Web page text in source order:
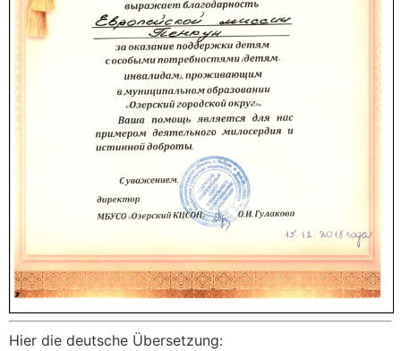
Hier die deutsche Übersetzung: